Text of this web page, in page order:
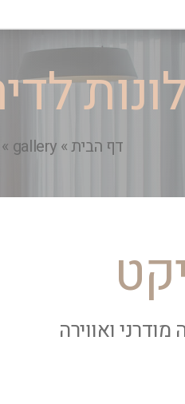
דף הבית»
gallery
»
ואווירה